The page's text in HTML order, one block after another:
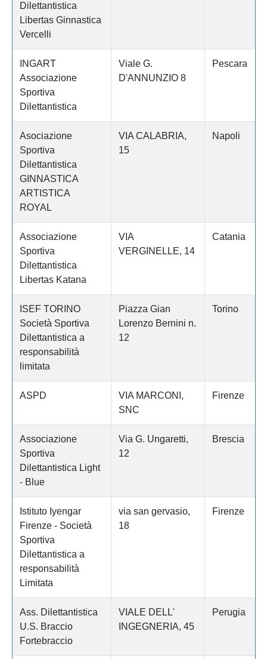
Dilettantistica
Libertas Ginnastica
Vercelli
INGART
Associazione
Sportiva
Dilettantistica
Viale G.
D'ANNUNZIO 8
Pescara
Asociazione
Sportiva
Dilettantistica
GINNASTICA
ARTISTICA
ROYAL
VIA CALABRIA,
15
Napoli
Associazione
Sportiva
Dilettantistica
Libertas Katana
VIA
VERGINELLE, 14
Catania
ISEF TORINO
Società Sportiva
Dilettantistica a
responsabilità
limitata
Piazza Gian
Lorenzo Bernini n.
12
Torino
ASPD
VIA MARCONI,
SNC
Firenze
Associazione
Sportiva
Dilettantistica Light
- Blue
Via G. Ungaretti,
12
Brescia
Istituto Iyengar
Firenze - Società
Sportiva
Dilettantistica a
responsabilità
Limitata
via san gervasio,
18
Firenze
Ass. Dilettantistica
U.S. Braccio
Fortebraccio
VIALE DELL'
INGEGNERIA, 45
Perugia